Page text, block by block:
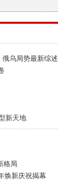
俄乌局势最新综述
新天地
格局
焕新庆祝揭幕